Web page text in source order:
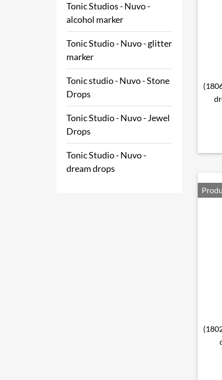
Tonic Studios - Nuvo -
alcohol marker
Tonic Studio - Nuvo - glitter
marker
Tonic studio - Nuvo - Stone
Drops
Tonic Studio - Nuvo - Jewel
Drops
Tonic Studio - Nuvo -
dream drops